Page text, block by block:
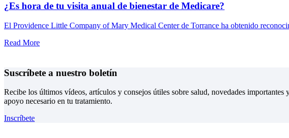
¿Es hora de tu visita anual de bienestar de Medicare?
El Providence Little Company of Mary Medical Center de Torrance ha obtenido
Read More
Suscríbete a nuestro boletín
Recibe los últimos vídeos, artículos y consejos útiles sobre salud, novedades
apoyo necesario en tu tratamiento.
Inscríbete